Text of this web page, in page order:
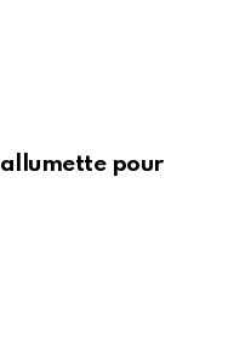
allumette pour